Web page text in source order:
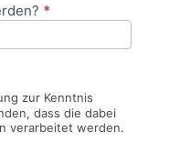
*
zur Kenntnis
dass die dabei
verarbeitet werden.